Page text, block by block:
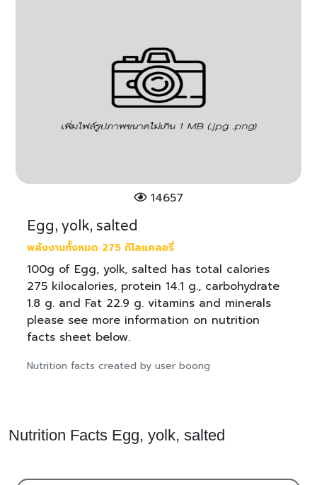
14657
Egg, yolk, salted
พลังงานทั้งหมด 275 กิโลแคลอรี่
100g of Egg, yolk, salted has total calories
275 kilocalories, protein 14.1 g., carbohydrate
1.8 g. and Fat 22.9 g. vitamins and minerals
please see more information on nutrition
facts sheet below.
Nutrition facts created by user boong
Nutrition Facts Egg, yolk, salted